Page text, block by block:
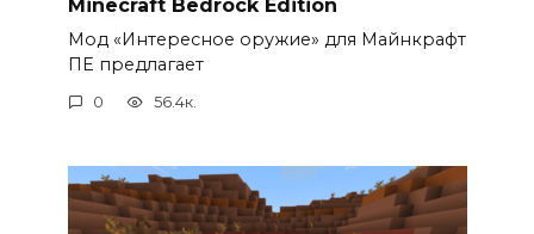
Minecraft Bedrock Edition
Мод «Интересное оружие» для Майнкрафт
ПЕ предлагает
0 56.4к.